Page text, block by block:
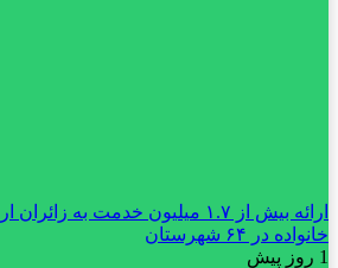
ارائه بیش از ۱.۷ میلیون خدمت به
خانواده در ۶۴ شهرستان
1 روز پیش